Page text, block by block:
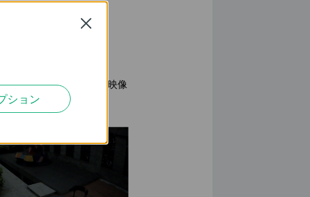
く監視
間のようなフルカラー映像
ション
Close